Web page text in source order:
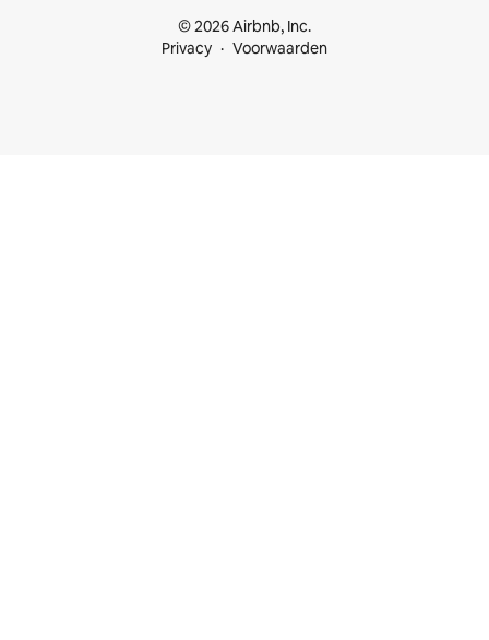
© 2026 Airbnb, Inc.
Privacy
Voorwaarden